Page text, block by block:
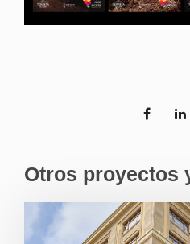
Otros proyectos